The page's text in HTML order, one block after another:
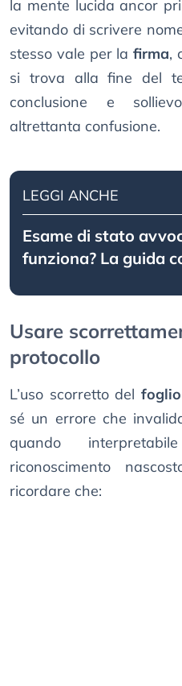
la mente lucida ancor
evitando di scrivere
stesso vale per la firma,
si trova alla fine del
conclusione e
altrettanta confusione.
LEGGI ANCHE
Esame di stato
funziona? La guida
Usare
protocollo
L’uso scorretto del
sé un errore che
quando
riconoscimento
ricordare che: